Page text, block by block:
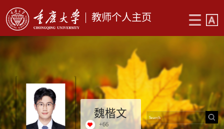
教师个人主页
魏楷文
+66